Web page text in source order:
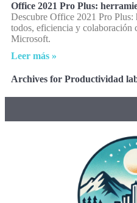
Office 2021 Pro Plus:
Descubre Office 2021 Pro Plus:
todos, eficiencia y colaboración
Microsoft.
Leer más »
Archives for Productividad